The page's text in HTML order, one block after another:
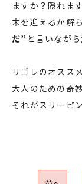
ますか？隠れま
末を迎えるか解
だ” と言いなが
リゴレのオススメ
大人のための奇
それがスリーピ